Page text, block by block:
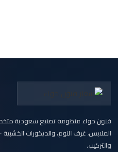
فنون حواء منظومة تصنيع سعودية
الملابس، غرف النوم، والديكورات
والتركيب.